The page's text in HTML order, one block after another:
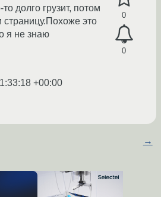
0
0
долго грузит, потом
это
я не знаю
+00:00
→